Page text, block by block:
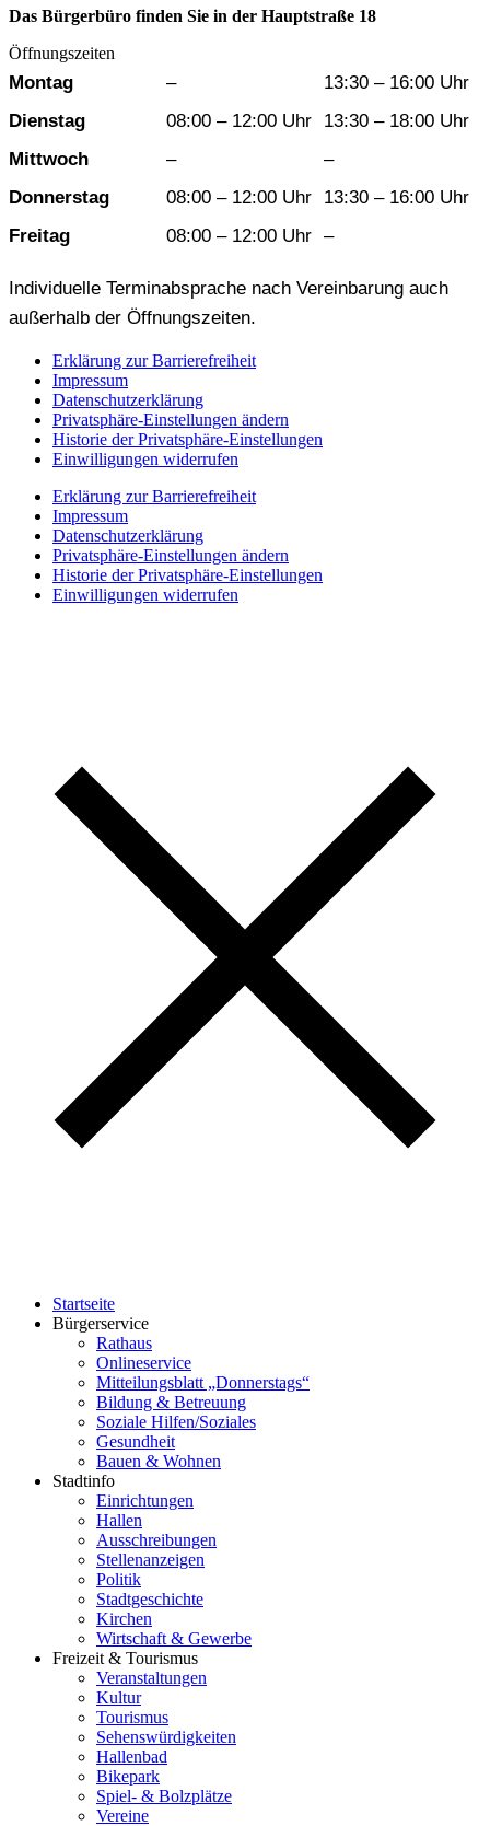
Das Bürgerbüro finden Sie in der Hauptstraße 18
Öffnungszeiten
Wochentag Vormittag
Montag –
13:30 – 16:00 Uhr
Dienstag
08:00 – 12:00 Uhr
13:30 – 18:00 Uhr
Mittwoch
–
–
Donnerstag
08:00 – 12:00 Uhr
13:30 – 16:00 Uhr
Freitag
08:00 – 12:00 Uhr –
Individuelle Terminabsprache nach Vereinbarung auch
außerhalb der Öffnungszeiten.
Erklärung zur Barrierefreiheit
Impressum
Datenschutzerklärung
Privatsphäre-Einstellungen ändern
Historie der Privatsphäre-Einstellungen
Einwilligungen widerrufen
Erklärung zur Barrierefreiheit
Impressum
Datenschutzerklärung
Privatsphäre-Einstellungen ändern
Historie der Privatsphäre-Einstellungen
Einwilligungen widerrufen
Startseite
Bürgerservice
Rathaus
Onlineservice
Mitteilungsblatt „Donnerstags“
Bildung & Betreuung
Soziale Hilfen/Soziales
Gesundheit
Bauen & Wohnen
Stadtinfo
Einrichtungen
Hallen
Ausschreibungen
Stellenanzeigen
Politik
Stadtgeschichte
Kirchen
Wirtschaft & Gewerbe
Freizeit & Tourismus
Veranstaltungen
Kultur
Tourismus
Sehenswürdigkeiten
Hallenbad
Bikepark
Spiel- & Bolzplätze
Vereine